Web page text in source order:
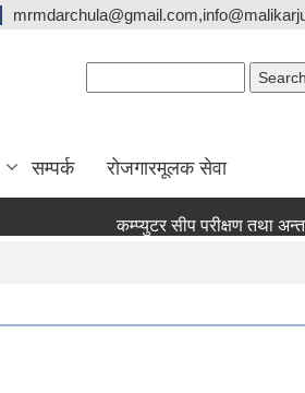
सम्पर्क रोजगारमूलक सेवा
कम्प्युटर सीप परीक्षण तथा अन्तर्वार्ता